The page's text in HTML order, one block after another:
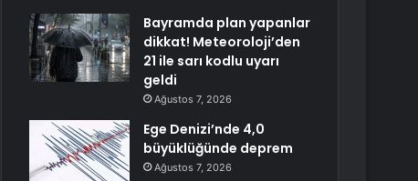
Bayramda plan yapanlar
dikkat! Meteoroloji’den
21 ile sarı kodlu uyarı
geldi
Ağustos 7, 2026
Ege Denizi’nde 4,0
büyüklüğünde deprem
Ağustos 7, 2026